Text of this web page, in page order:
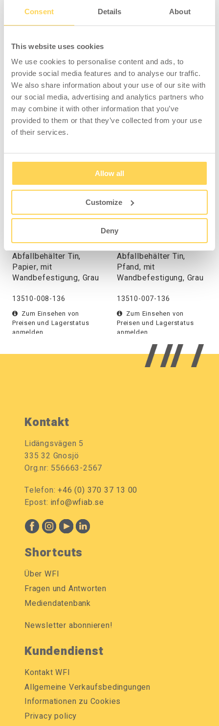
Consent Details About
This website uses cookies
We use cookies to personalise content and ads, to
provide social media features and to analyse our traffic.
We also share information about your use of our site with
our social media, advertising and analytics partners who
may combine it with other information that you’ve
provided to them or that they’ve collected from your use
of their services.
Allow all
Customize
Deny
für die entleerende Person praktisch ist als
auch für einen stilvolleren Look am
Arbeitsplatz sorgt. Perfekt für alle Arten von
Räumen bis hin zu Werkstätten und
Industrieumgebungen. Diese Variante verfügt
über einen Deckel mit Einwurföffnung zum
Sortieren von brennbarem Abfall.
KOMPATIBEL MIT
Abfallbehälter Tin,
Papier, mit
Wandbefestigung, Grau
13510-008-136
Zum Einsehen von
Preisen und Lagerstatus
anmelden.
Abfallbehälter Tin,
Pfand, mit
Wandbefestigung, Grau
13510-007-136
Zum Einsehen von
Preisen und Lagerstatus
anmelden.
Kontakt
Lidängsvägen 5
335 32 Gnosjö
Org.nr: 556663-2567
Telefon:+46 (0) 370 37 13 00
Epost: info@wfiab.se
Shortcuts
Über WFI
Fragen und Antworten
Mediendatenbank
Newsletter abonnieren!
Kundendienst
Kontakt WFI
Allgemeine Verkaufsbedingungen
Informationen zu Cookies
Privacy policy